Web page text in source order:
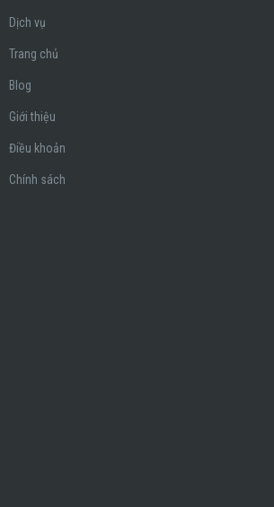
Dịch vụ
Trang chủ
Blog
Giới thiệu
Điều khoản
Chính sách